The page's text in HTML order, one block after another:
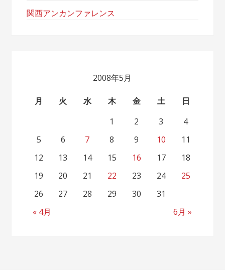
関西アンカンファレンス
2008年5月
月 火 水 木 金 土 日
« 4月 6月 »
1 2 3
4
5
6 7 8 9 10
11
12
13 14 15 16 17
18
19
20 21 22 23 24
25
26
27 28 29 30 31